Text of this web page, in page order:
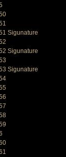
Sigunature
Sigunature
Sigunature